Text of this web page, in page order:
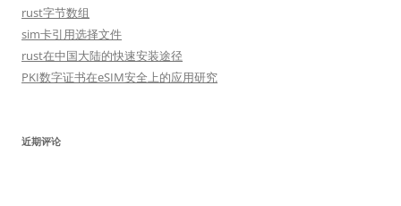
rust字节数组
sim卡引用选择文件
rust在中国大陆的快速安装途径
PKI数字证书在eSIM安全上的应用研究
近期评论